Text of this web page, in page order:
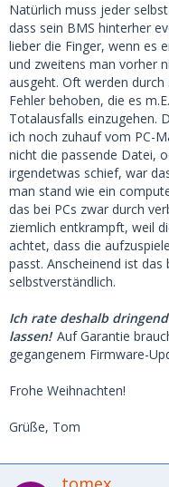
Natürlich muss jeder
dass sein BMS hinterher
lieber die Finger, wenn es
und zweitens man vorher
ausgeht. Oft werden
Fehler behoben, die es
Totalausfalls einzugehen.
ich noch zuhauf vom PC-
nicht die passende Datei,
irgendetwas schief, war
man stand wie ein
das bei PCs zwar durch
ziemlich entkrampft, weil
achtet, dass die
passt. Anscheinend ist
selbstverständlich.
Ich rate deshalb
lassen! Auf Garantie
gegangenem Firmware-
Frohe Weihnachten!
Grüße, Tom